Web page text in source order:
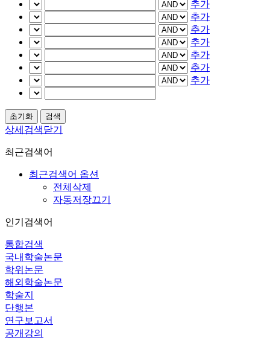
추가
추가
추가
추가
추가
추가
추가
상세검색닫기
최근검색어
최근검색어 옵션
전체삭제
자동저장끄기
인기검색어
통합검색
국내학술논문
학위논문
해외학술논문
학술지
단행본
연구보고서
공개강의